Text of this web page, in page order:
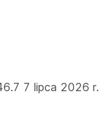
7 lipca 2026 r.